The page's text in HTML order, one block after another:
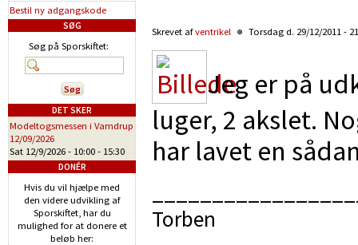
Skrevet afventrikel Torsdag d. 29/12/2011 -
Jeg er på
luger, 2 akslet.
har lavet en
Torben
Bestil ny adgangskode
SØG
Søg på Sporskiftet:
DET SKER
Modeltogsmessen i Vamdrup
12/09/2026
Sat 12/9/2026 - 10:00 - 15:30
DONÉR
Hvis du vil hjælpe med
den videre udvikling af
Sporskiftet, har du
mulighed for at donere et
beløb her: